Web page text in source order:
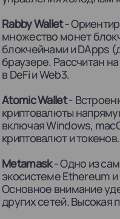
Rabby Wallet-
множество монет
блокчейнами и DApps
браузере. Рассчитан
в DeFi и Web3.
Atomic Wallet-
криптовалюты
включая Windows,
криптовалют и токенов.
Metamask- Одно из
экосистеме Ethereum
Основное внимание
других сетей. Высокая